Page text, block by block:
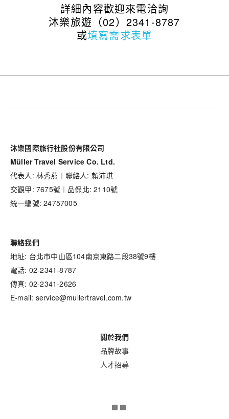
詳細內容歡迎來電洽詢
沐樂旅遊（02）2341-8787
或填寫需求表單
沐樂國際旅行社股份有限公司
Müller Travel Service Co. Ltd.
代表人: 林秀燕︱聯絡人: 賴沛琪
交觀甲: 7675號︱品保北: 2110號
統一編號: 24757005
聯絡我們
地址: 台北市中山區104南京東路二段38號9樓
電話: 02-2341-8787
傳真: 02-2341-2626
E-mail: service@mullertravel.com.tw
關於我們
品牌故事
人才招募